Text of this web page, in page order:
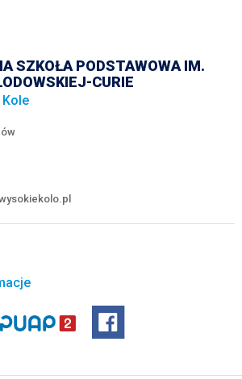
SZKOŁA PODSTAWOWA IM.
CURIE